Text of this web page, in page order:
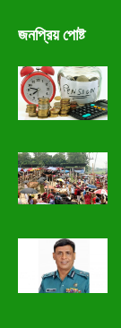
জনপ্রিয় পোষ্ট